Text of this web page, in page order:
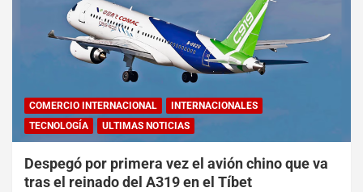
COMERCIO INTERNACIONAL
INTERNACIONALES
TECNOLOGÍA
ULTIMAS NOTICIAS
Despegó por primera vez el avión chino que va
tras el reinado del A319 en el Tíbet